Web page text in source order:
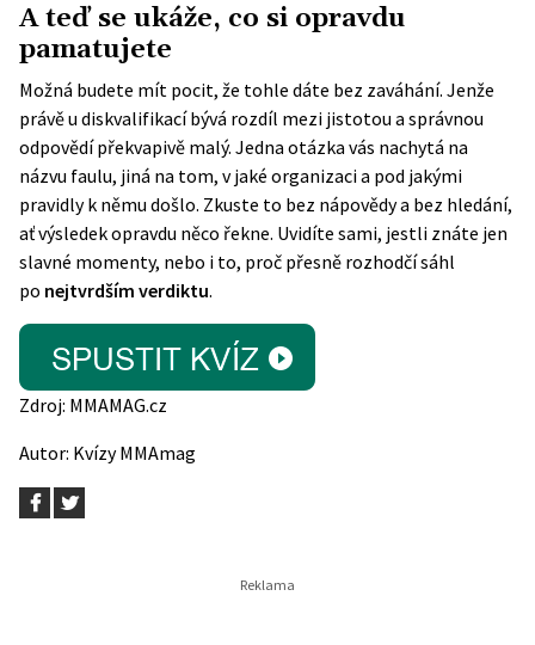
A teď se ukáže, co si opravdu
pamatujete
Možná budete mít pocit, že tohle dáte bez zaváhání. Jenže
právě u diskvalifikací bývá rozdíl mezi jistotou a správnou
odpovědí překvapivě malý. Jedna otázka vás nachytá na
názvu faulu, jiná na tom, v jaké organizaci a pod jakými
pravidly k němu došlo. Zkuste to bez nápovědy a bez hledání,
ať výsledek opravdu něco řekne. Uvidíte sami, jestli znáte jen
slavné momenty, nebo i to, proč přesně rozhodčí sáhl
po nejtvrdším verdiktu.
Zdroj: MMAMAG.cz
Autor: Kvízy MMAmag